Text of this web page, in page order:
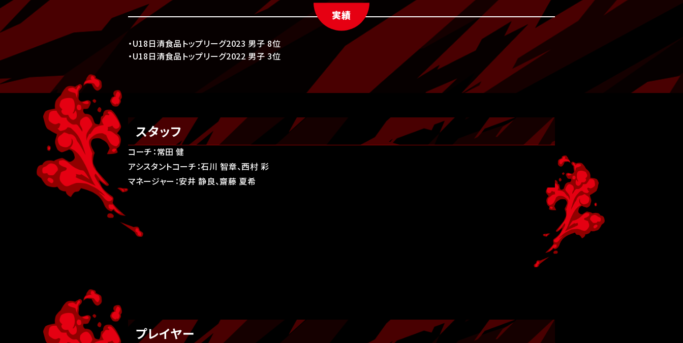
実績
・U18日清食品トップリーグ2023 男子 8位
・U18日清食品トップリーグ2022 男子 3位
スタッフ
コーチ：常田 健
アシスタントコーチ：石川 智章、西村 彩
マネージャー：安井 静良、齋藤 夏希
プレイヤー